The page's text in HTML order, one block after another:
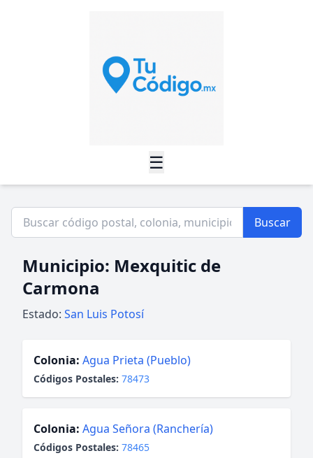
☰
Buscar
Municipio: Mexquitic de
Carmona
Estado: San Luis Potosí
Colonia: Agua Prieta (Pueblo)
Códigos Postales: 78473
Colonia: Agua Señora (Ranchería)
Códigos Postales: 78465